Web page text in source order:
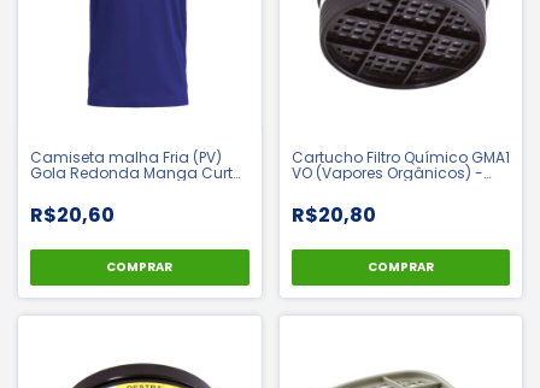
Camiseta malha Fria (PV)
Gola Redonda Manga Curta
R$20,60
COMPRAR
Cartucho Filtro Químico GMA1
VO (Vapores Orgânicos) -
R$20,80
COMPRAR